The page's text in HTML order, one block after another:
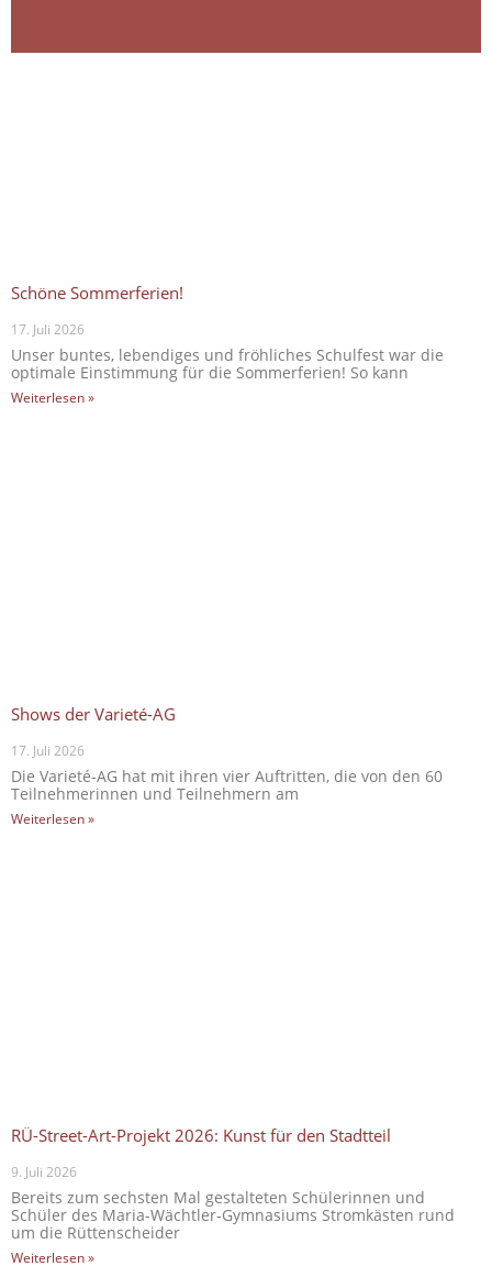
Schöne Sommerferien!
17. Juli 2026
Unser buntes, lebendiges und fröhliches Schulfest war die
optimale Einstimmung für die Sommerferien! So kann
Weiterlesen »
Shows der Varieté-AG
17. Juli 2026
Die Varieté-AG hat mit ihren vier Auftritten, die von den 60
Teilnehmerinnen und Teilnehmern am
Weiterlesen »
RÜ-Street-Art-Projekt 2026: Kunst für den Stadtteil
9. Juli 2026
Bereits zum sechsten Mal gestalteten Schülerinnen und
Schüler des Maria-Wächtler-Gymnasiums Stromkästen rund
um die Rüttenscheider
Weiterlesen »